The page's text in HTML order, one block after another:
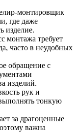
монтировщик
где даже
изделие.
монтажа требует
часто в неудобных
обращение с
изделий.
рук и
тонкую
за драгоценные
важна